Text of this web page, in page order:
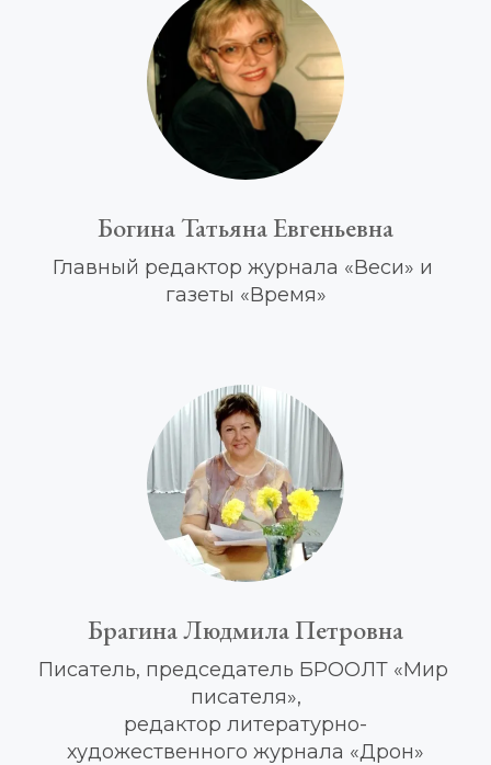
Богина Татьяна Евгеньевна
Главный редактор журнала «Веси» и
газеты «Время»
Брагина Людмила Петровна
Писатель, председатель БРООЛТ «Мир
писателя»,
редактор литературно-
художественного журнала «Дрон»